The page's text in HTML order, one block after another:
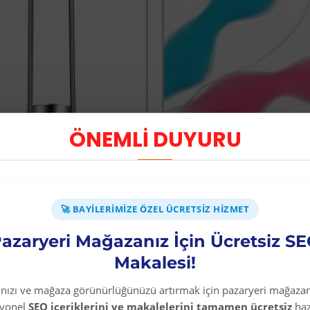
ÖNEMLİ DUYURU
🚀 BAYILERIMIZE ÖZEL ÜCRETSIZ HIZMET
Mağazanız İçin Ücretsiz
Makalesi!
ve mağaza görünürlüğünüzü artırmak için pazaryeri
SEO içeriklerini ve makalelerini tamamen ücretsiz
Paslanmaz Çelik Sebze Meyve Oyacağı Soğuk Sıcak Jel Göz
Üye Olunuz
SEPETE EKLE